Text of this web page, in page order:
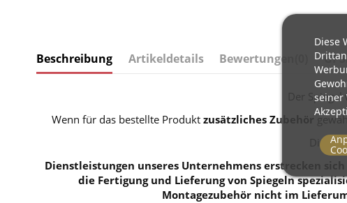
Beschreibung Artikeldetails Bewertungen
Der
Wenn für das bestellte Produkt zusätzliches Zubehör
Diese
Dienstleistungen unseres Unternehmens erstrecken
die Fertigung und Lieferung von Spiegeln
Montagezubehör nicht im
Diese
seiner